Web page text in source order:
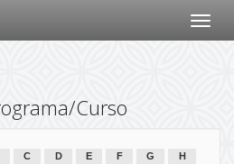
Curso
C D E F G
H